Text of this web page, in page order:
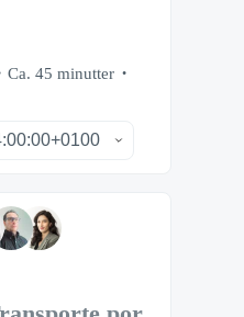
Ca. 45 minutter